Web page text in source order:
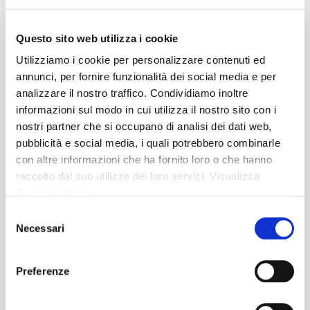
Questo sito web utilizza i cookie
Utilizziamo i cookie per personalizzare contenuti ed
annunci, per fornire funzionalità dei social media e per
analizzare il nostro traffico. Condividiamo inoltre
informazioni sul modo in cui utilizza il nostro sito con i
nostri partner che si occupano di analisi dei dati web,
pubblicità e social media, i quali potrebbero combinarle
con altre informazioni che ha fornito loro o che hanno
raccolto dal suo utilizzo dei loro servizi. Visualizza
delNecessari
Preferenze
caregiver si confrontano
Gemma Pullano,Assistente Sociale ASC
Giada Vicenzi, Educatrice SocialeCADIAI
Marcela Acosta Bibiena,Assistente familiare
Progetto Badando
Annalisa Sgarzi,Caregiver familiare Guppo
AMA Barcollo ma non mollo
(DAT)e pianificazione condivisa delle cure
all’autodeterminazione nel fine vita